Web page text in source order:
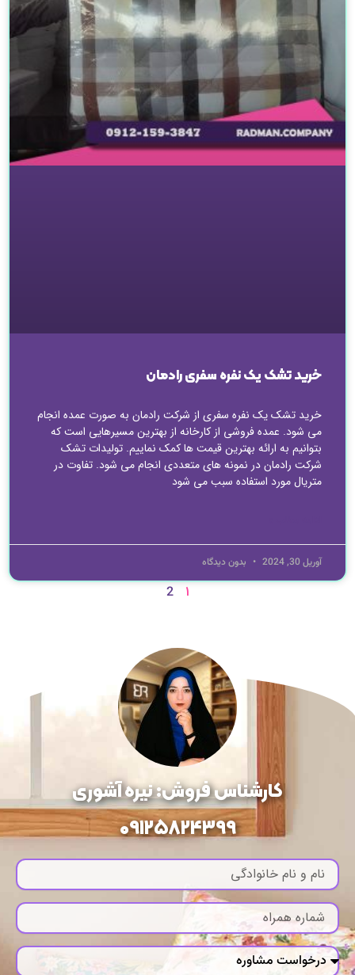
خرید تشک یک نفره سفری رادمان
خرید تشک یک نفره سفری از شرکت رادمان به صورت عمده انجام
می شود. عمده فروشی از کارخانه از بهترین مسیرهایی است که
بتوانیم به ارائه بهترین قیمت ها کمک نماییم. تولیدات تشک
شرکت رادمان در نمونه های متعددی انجام می شود. تفاوت در
متریال مورد استفاده سبب می شود
آوریل 30, 2024 بدون دیدگاه
1
2
کارشناس فروش: نیره آشوری
09125824399